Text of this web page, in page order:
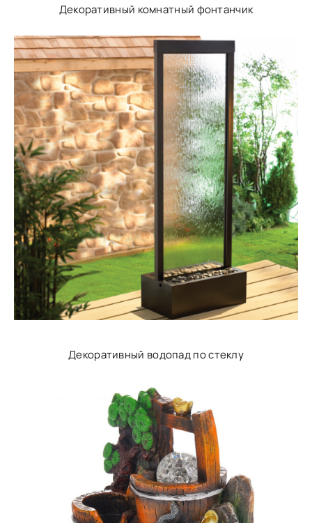
Декоративный комнатный фонтанчик
Декоративный водопад по стеклу